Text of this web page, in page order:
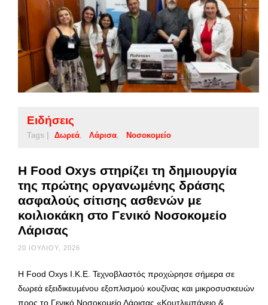
Ειδήσεις
Tags | Δωρεά Λάρισα Νοσοκομείο
Η Food Oxys στηρίζει τη δημιουργία
της πρώτης οργανωμένης δράσης
ασφαλούς σίτισης ασθενών με
κοιλιοκάκη στο Γενικό Νοσοκομείο
Λάρισας
20 ΙΟΥΛΊΟΥ, 2026
Η Food Oxys Ι.Κ.Ε. Τεχνοβλαστός προχώρησε σήμερα σε
δωρεά εξειδικευμένου εξοπλισμού κουζίνας και μικροσυσκευών
προς το Γενικό Νοσοκομείο Λάρισας «Κουτλιμπάνειο &